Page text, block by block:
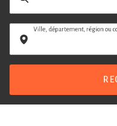
Ville, département, région ou